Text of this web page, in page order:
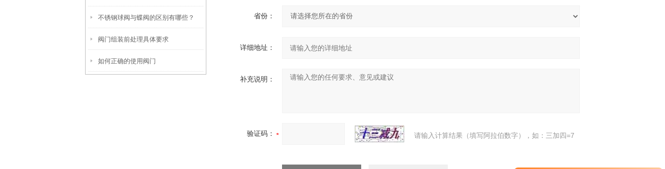
的拉动
不锈钢球阀与蝶阀的区别有哪些？
阀门组装前处理具体要求
如何正确的使用阀门
省份：
详细地址：
补充说明：
验证码： 请输入计算结果（填写阿拉伯数字），如：三加四=7